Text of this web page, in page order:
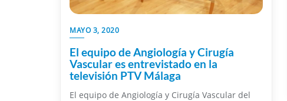
MAYO 3, 2020
El equipo de Angiología y Cirugía
Vascular es entrevistado en la
televisión PTV Málaga
El equipo de Angiología y Cirugía Vascular del